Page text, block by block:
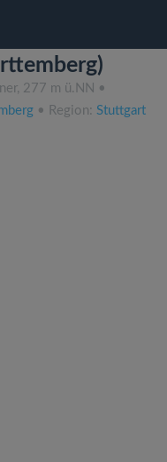
277 m ü.NN •
• Region: Stuttgart